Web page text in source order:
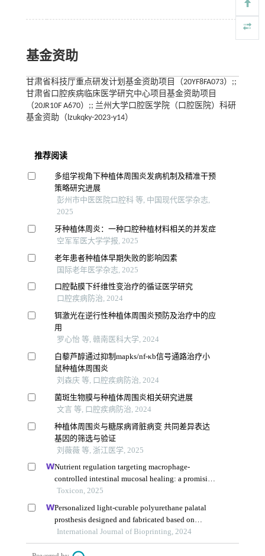
基金资助
甘肃省科技厅重点研发计划基金资助项目（20YF8FA073）;;
甘肃省口腔疾病临床医学研究中心项目基金资助项目
（20JR10F A670）;; 兰州大学口腔医学院（口腔医院）科研
基金资助（lzukqky-2023-y14）